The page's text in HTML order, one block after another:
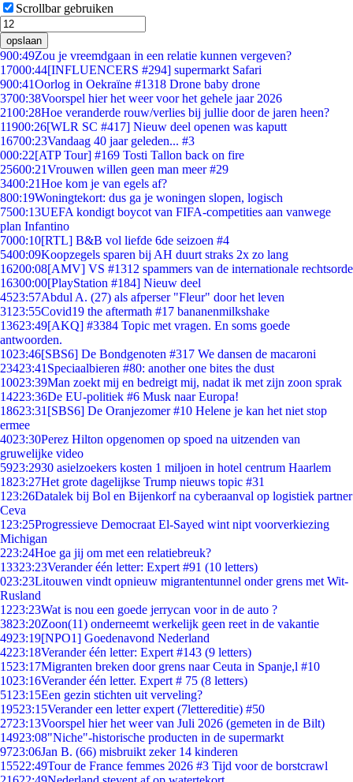
Scrollbar gebruiken
opslaan
900:49Zou je vreemdgaan in een relatie kunnen vergeven?
17000:44[INFLUENCERS #294] supermarkt Safari
900:41Oorlog in Oekraïne #1318 Drone baby drone
3700:38Voorspel hier het weer voor het gehele jaar 2026
2100:28Hoe veranderde rouw/verlies bij jullie door de jaren heen?
11900:26[WLR SC #417] Nieuw deel openen was kaputt
16700:23Vandaag 40 jaar geleden... #3
000:22[ATP Tour] #169 Tosti Tallon back on fire
25600:21Vrouwen willen geen man meer #29
3400:21Hoe kom je van egels af?
800:19Woningtekort: dus ga je woningen slopen, logisch
7500:13UEFA kondigt boycot van FIFA-competities aan vanwege
plan Infantino
7000:10[RTL] B&B vol liefde 6de seizoen #4
5400:09Koopzegels sparen bij AH duurt straks 2x zo lang
16200:08[AMV] VS #1312 spammers van de internationale rechtsorde
16300:00[PlayStation #184] Nieuw deel
4523:57Abdul A. (27) als afperser "Fleur" door het leven
31 23:55Covid19 the aftermath #17 bananenmilkshake
13623:49[AKQ] #3384 Topic met vragen. En soms goede
antwoorden.
1023:46[SBS6] De Bondgenoten #317 We dansen de macaroni
23423:41 Speciaalbieren #80: another one bites the dust
10023:39Man zoekt mij en bedreigt mij, nadat ik met zijn zoon sprak
14223:36De EU-politiek #6 Musk naar Europa!
18623:31 [SBS6] De Oranjezomer #10 Helene je kan het niet stop
ermee
4023:30Perez Hilton opgenomen op spoed na uitzenden van
gruwelijke video
5923:2930 asielzoekers kosten 1 miljoen in hotel centrum Haarlem
1823:27Het grote dagelijkse Trump nieuws topic #31
1 23:26Datalek bij Bol en Bijenkorf na cyberaanval op logistiek partner
Ceva
1 23:25Progressieve Democraat El-Sayed wint nipt voorverkiezing
Michigan
223:24Hoe ga jij om met een relatiebreuk?
13323:23Verander één letter: Expert #91 (10 letters)
023:23Litouwen vindt opnieuw migrantentunnel onder grens met Wit-
Rusland
1223:23Wat is nou een goede jerrycan voor in de auto ?
3823:20Zoon(11) onderneemt werkelijk geen reet in de vakantie
4923:19[NPO1] Goedenavond Nederland
4223:18Verander één letter: Expert #143 (9 letters)
1523:17Migranten breken door grens naar Ceuta in Spanje,l #10
1023:16Verander één letter. Expert # 75 (8 letters)
51 23:15Een gezin stichten uit verveling?
19523:15Verander een letter expert (7lettereditie) #50
2723:13Voorspel hier het weer van Juli 2026 (gemeten in de Bilt)
14923:08"Niche"-historische producten in de supermarkt
9723:06Jan B. (66) misbruikt zeker 14 kinderen
15522:49Tour de France femmes 2026 #3 Tijd voor de borstcrawl